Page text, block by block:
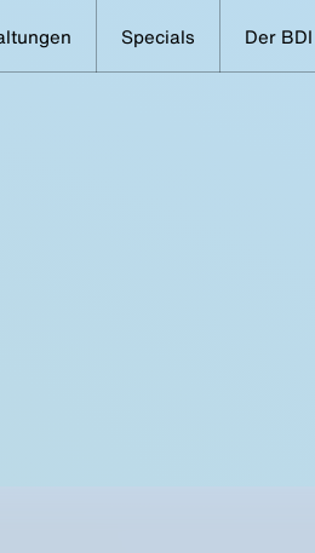
Specials Der BDI